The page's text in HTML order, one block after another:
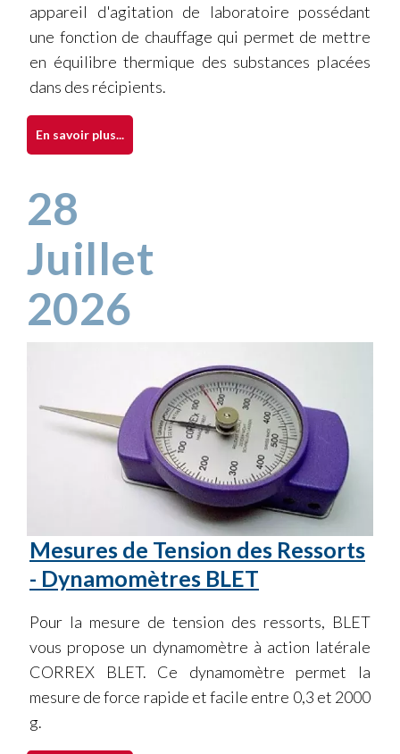
appareil d'agitation de laboratoire possédant
une fonction de chauffage qui permet de mettre
en équilibre thermique des substances placées
dans des récipients.
En savoir plus...
28
Juillet
2026
Mesures de Tension des Ressorts
- Dynamomètres BLET
Pour la mesure de tension des ressorts, BLET
vous propose un dynamomètre à action latérale
CORREX BLET. Ce dynamomètre permet la
mesure de force rapide et facile entre 0,3 et 2000
g.